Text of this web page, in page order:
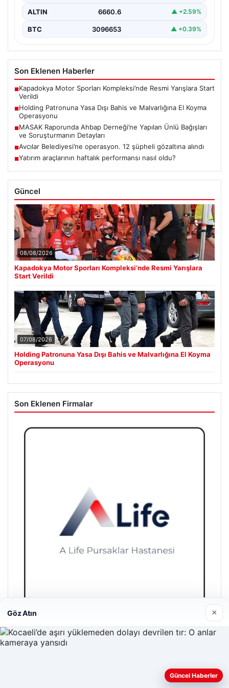
ALTIN 6660.6 ▲ +2.59%
BTC 3096653 ▲ +0.39%
Son Eklenen Haberler
■Kapadokya Motor Sporları Kompleksi’nde Resmi Yarışlara Start
Verildi
■Holding Patronuna Yasa Dışı Bahis ve Malvarlığına El Koyma
Operasyonu
■MASAK Raporunda Ahbap Derneği’ne Yapılan Ünlü Bağışları
ve Soruşturmanın Detayları
■Avcılar Belediyesi’ne operasyon. 12 şüpheli gözaltına alındı
■Yatırım araçlarının haftalık performansı nasıl oldu?
Güncel
08/08/2026
Kapadokya Motor Sporları Kompleksi’nde Resmi Yarışlara
Start Verildi
07/08/2026
Holding Patronuna Yasa Dışı Bahis ve Malvarlığına El Koyma
Operasyonu
Son Eklenen Firmalar
Hastaş Beton
26/05/2026
Web sitemizi nasıl kullandığınızı daha iyi anlayabilmek,
Göz Atın ×
Güncel Haberler